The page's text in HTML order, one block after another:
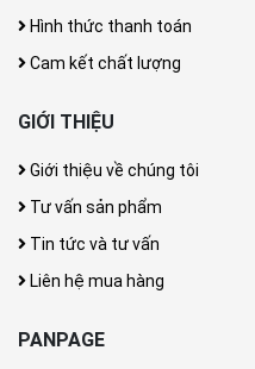
Hình thức thanh toán
Cam kết chất lượng
GIỚI THIỆU
Giới thiệu về chúng tôi
Tư vấn sản phẩm
Tin tức và tư vấn
Liên hệ mua hàng
PANPAGE